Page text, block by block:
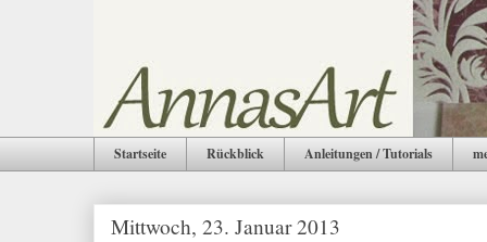
Startseite Rückblick Anleitungen / Tutorials
Mittwoch, 23. Januar 2013